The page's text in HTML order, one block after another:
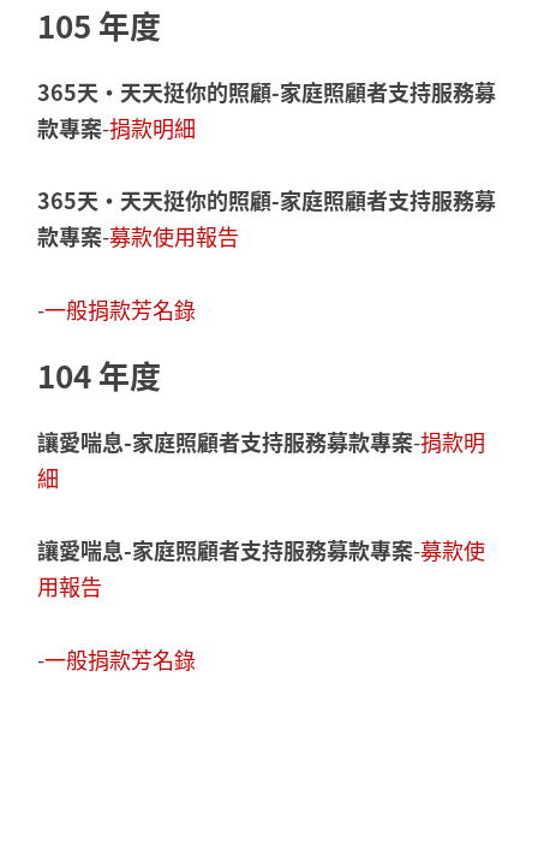
105 年度
365天‧天天挺你的照顧-家庭照顧者支持服務募
款專案-捐款明細
365天‧天天挺你的照顧-家庭照顧者支持服務募
款專案-募款使用報告
-一般捐款芳名錄
104 年度
讓愛喘息-家庭照顧者支持服務募款專案-捐款明
細
讓愛喘息-家庭照顧者支持服務募款專案-募款使
用報告
-一般捐款芳名錄